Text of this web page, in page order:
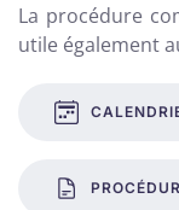
La procédure
utile également